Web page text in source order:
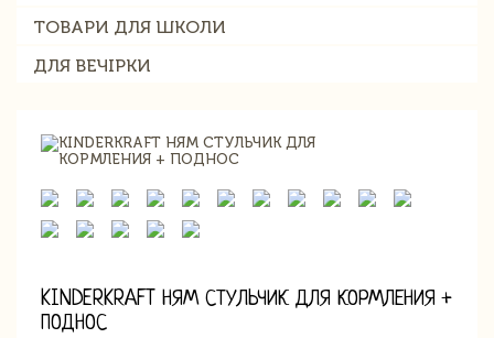
ТОВАРИ ДЛЯ ШКОЛИ
ДЛЯ ВЕЧІРКИ
KINDERKRAFT НЯМ СТУЛЬЧИК ДЛЯ КОРМЛЕНИЯ +
ПОДНОС